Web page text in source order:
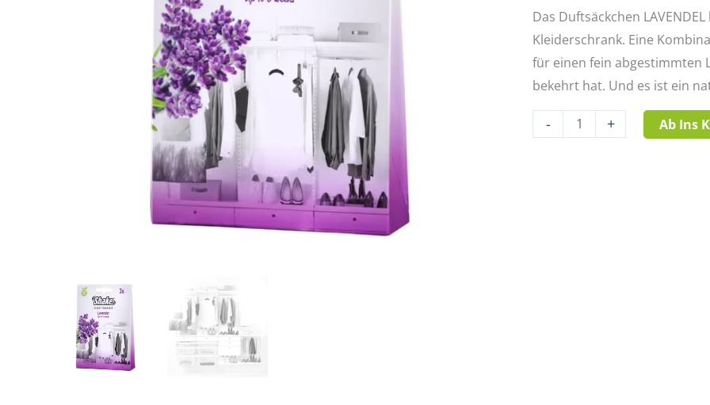
Das Duftsäckchen
Kleiderschrank. Eine
für einen fein abgestimmten
bekehrt hat. Und es ist ein
- + Ab Ins